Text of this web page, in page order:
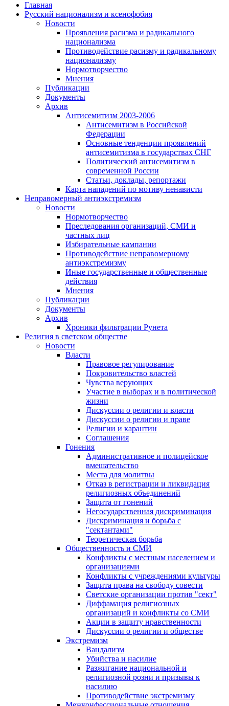
Главная
Русский национализм и ксенофобия
Новости
Проявления расизма и радикального
национализма
Противодействие расизму и радикальному
национализму
Нормотворчество
Мнения
Публикации
Документы
Архив
Антисемитизм 2003-2006
Антисемитизм в Российской
Федерации
Основные тенденции проявлений
антисемитизма в государствах СНГ
Политический антисемитизм в
современной России
Статьи, доклады, репортажи
Карта нападений по мотиву ненависти
Неправомерный антиэкстремизм
Новости
Нормотворчество
Преследования организаций, СМИ и
частных лиц
Избирательные кампании
Противодействие неправомерному
антиэкстремизму
Иные государственные и общественные
действия
Мнения
Публикации
Документы
Архив
Хроники фильтрации Рунета
Религия в светском обществе
Новости
Власти
Правовое регулирование
Покровительство властей
Чувства верующих
Участие в выборах и в политической
жизни
Дискуссии о религии и власти
Дискуссии о религии и праве
Религии и карантин
Соглашения
Гонения
Административное и полицейское
вмешательство
Места для молитвы
Отказ в регистрации и ликвидация
религиозных объединений
Защита от гонений
Негосударственная дискриминация
Дискриминация и борьба с
"сектантами"
Теоретическая борьба
Общественность и СМИ
Конфликты с местным населением и
организациями
Конфликты с учреждениями культуры
Защита права на свободу совести
Светские организации против "сект"
Диффамация религиозных
организаций и конфликты со СМИ
Акции в защиту нравственности
Дискуссии о религии и обществе
Экстремизм
Вандализм
Убийства и насилие
Разжигание национальной и
религиозной розни и призывы к
насилию
Противодействие экстремизму